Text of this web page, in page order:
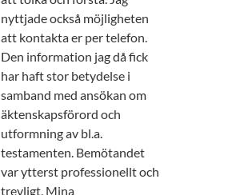
nyttjade också möjligheten
att kontakta er per telefon.
Den information jag då fick
har haft stor betydelse i
samband med ansökan om
äktenskapsförord och
utformning av bl.a.
testamenten. Bemötandet
var ytterst professionellt och
trevligt. Mina